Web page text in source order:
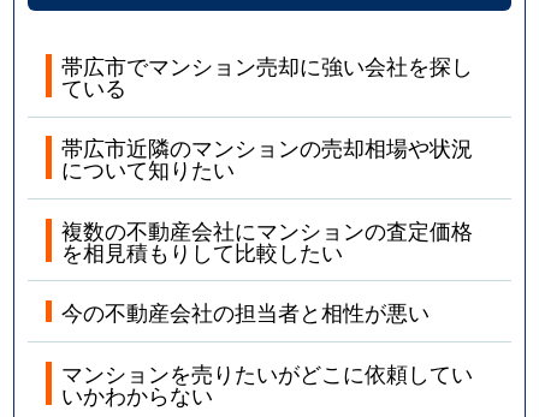
帯広市でマンション売却に強い会社を探し
ている
帯広市近隣のマンションの売却相場や状況
について知りたい
複数の不動産会社にマンションの査定価格
を相見積もりして比較したい
今の不動産会社の担当者と相性が悪い
マンションを売りたいがどこに依頼してい
いかわからない